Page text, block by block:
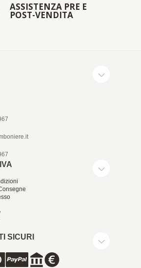
ASSISTENZA PRE E
POST-VENDITA
SICURI